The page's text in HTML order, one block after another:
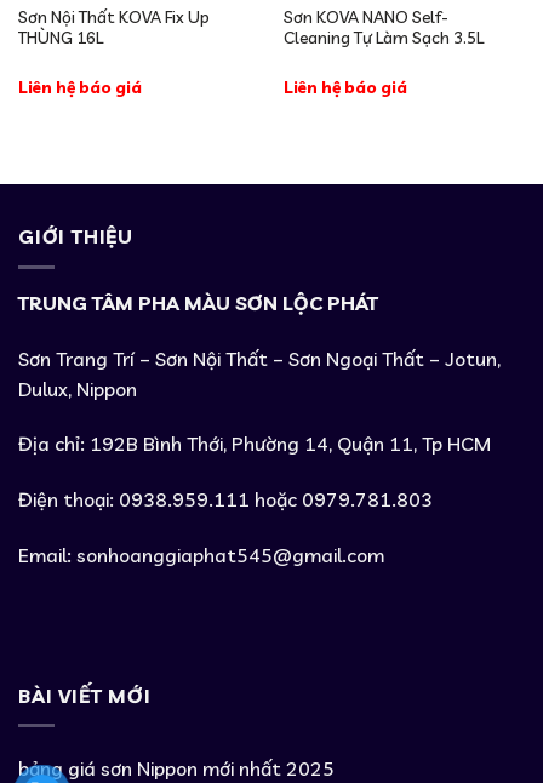
Sơn Nội Thất KOVA Fix Up
THÙNG 16L
Liên hệ báo giá
Sơn KOVA NANO Self-
Cleaning Tự Làm Sạch 3.5L
Liên hệ báo giá
GIỚI THIỆU
TRUNG TÂM PHA MÀU SƠN LỘC PHÁT
Sơn Trang Trí – Sơn Nội Thất – Sơn Ngoại Thất – Jotun,
Dulux, Nippon
Địa chỉ: 192B Bình Thới, Phường 14, Quận 11, Tp HCM
Điện thoại: 0938.959.111 hoặc 0979.781.803
Email: sonhoanggiaphat545@gmail.com
BÀI VIẾT MỚI
bảng giá sơn Nippon mới nhất 2025